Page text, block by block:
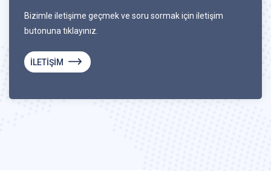
Bizimle iletişime geçmek ve soru sormak için iletişim
butonuna tıklayınız.
İLETİŞİM